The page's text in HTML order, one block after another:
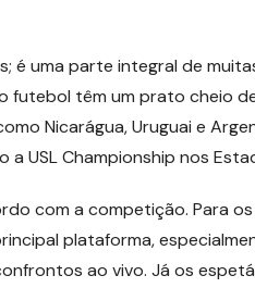
é uma parte integral de
futebol têm um prato cheio
Nicarágua, Uruguai e
USL Championship nos
com a competição. Para
plataforma,
ao vivo. Já os